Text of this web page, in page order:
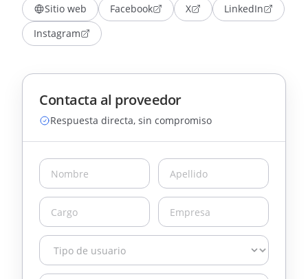
Sitio web Facebook X
LinkedIn
Instagram
Contacta al proveedor
Respuesta directa, sin compromiso